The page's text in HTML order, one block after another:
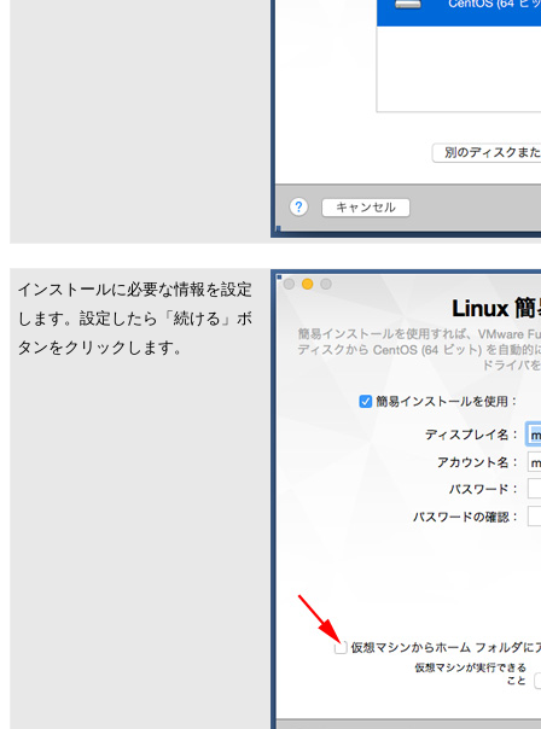
インストールに必要な情報を設定
します。設定したら「続ける」ボ
タンをクリックします。